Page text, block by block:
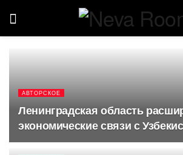
АВТОРСКОЕ
Ленинградская область
экономические связи с